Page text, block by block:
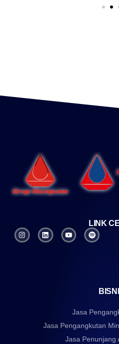
LINK
Jasa
Jasa Pengangkutan
Jasa Penunjang